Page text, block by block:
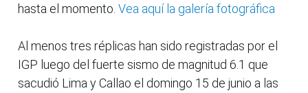
hasta el momento. Vea aquí la galería fotográfica
Al menos tres réplicas han sido registradas por el
IGP luego del fuerte sismo de magnitud 6.1 que
sacudió Lima y Callao el domingo 15 de junio a las